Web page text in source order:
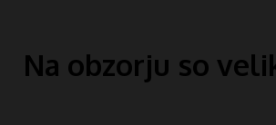
Na obzorju so